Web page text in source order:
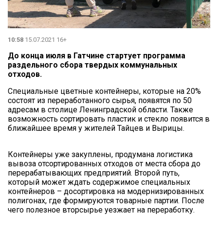
10:58 15.07.2021 16+
До конца июля в Гатчине стартует программа
раздельного сбора твердых коммунальных
отходов.
Специальные цветные контейнеры, которые на 20%
состоят из переработанного сырья, появятся по 50
адресам в столице Ленинградской области. Также
возможность сортировать пластик и стекло появится в
ближайшее время у жителей Тайцев и Вырицы.
Контейнеры уже закуплены, продумана логистика
вывоза отсортированных отходов от места сбора до
перерабатывающих предприятий. Второй путь,
который может ждать содержимое специальных
контейнеров – досортировка на модернизированных
полигонах, где формируются товарные партии. После
чего полезное вторсырье уезжает на переработку.